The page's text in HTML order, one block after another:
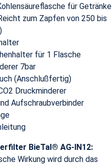
für Getränke
zum Zapfen von 250 bis
für 1 Flasche
7bar
(Anschlußfertig)
Druckminderer
Aufschraubverbinder
BieTal® AG-IN12:
Wirkung wird durch das